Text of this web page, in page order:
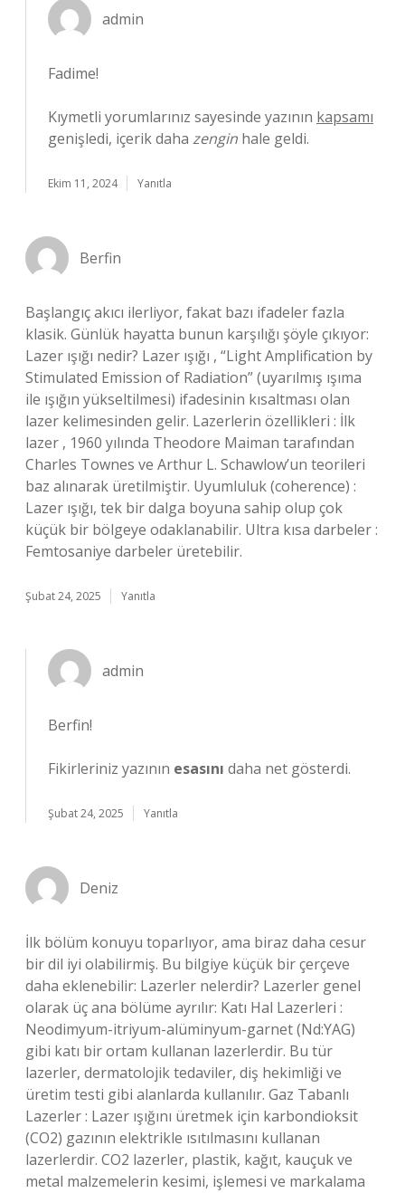
admin
Fadime!
Kıymetli yorumlarınız sayesinde yazının kapsamı
genişledi, içerik daha zengin hale geldi.
Ekim 11, 2024 Yanıtla
Berfin
Başlangıç akıcı ilerliyor, fakat bazı ifadeler fazla
klasik. Günlük hayatta bunun karşılığı şöyle çıkıyor:
Lazer ışığı nedir? Lazer ışığı , “Light Amplification by
Stimulated Emission of Radiation” (uyarılmış ışıma
ile ışığın yükseltilmesi) ifadesinin kısaltması olan
lazer kelimesinden gelir. Lazerlerin özellikleri : İlk
lazer , 1960 yılında Theodore Maiman tarafından
Charles Townes ve Arthur L. Schawlow’un teorileri
baz alınarak üretilmiştir. Uyumluluk (coherence) :
Lazer ışığı, tek bir dalga boyuna sahip olup çok
küçük bir bölgeye odaklanabilir. Ultra kısa darbeler :
Femtosaniye darbeler üretebilir.
Şubat 24, 2025 Yanıtla
admin
Berfin!
Fikirleriniz yazının esasını daha net gösterdi.
Şubat 24, 2025 Yanıtla
Deniz
İlk bölüm konuyu toparlıyor, ama biraz daha cesur
bir dil iyi olabilirmiş. Bu bilgiye küçük bir çerçeve
daha eklenebilir: Lazerler nelerdir? Lazerler genel
olarak üç ana bölüme ayrılır: Katı Hal Lazerleri :
Neodimyum-itriyum-alüminyum-garnet (Nd:YAG)
gibi katı bir ortam kullanan lazerlerdir. Bu tür
lazerler, dermatolojik tedaviler, diş hekimliği ve
üretim testi gibi alanlarda kullanılır. Gaz Tabanlı
Lazerler : Lazer ışığını üretmek için karbondioksit
(CO2) gazının elektrikle ısıtılmasını kullanan
lazerlerdir. CO2 lazerler, plastik, kağıt, kauçuk ve
metal malzemelerin kesimi, işlemesi ve markalama